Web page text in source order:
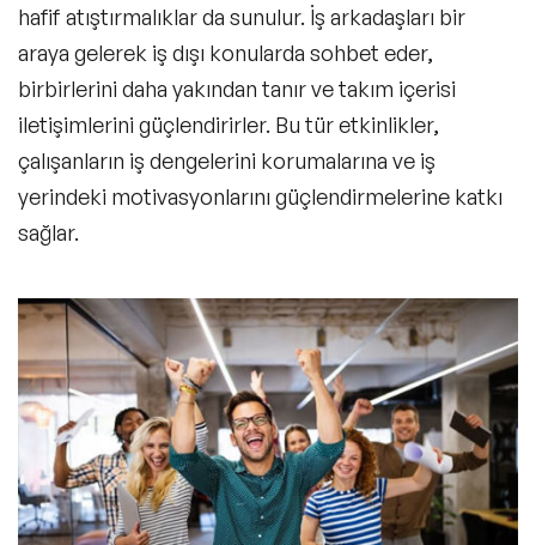
hafif atıştırmalıklar da sunulur. İş arkadaşları bir
araya gelerek iş dışı konularda sohbet eder,
birbirlerini daha yakından tanır ve takım içerisi
iletişimlerini güçlendirirler. Bu tür etkinlikler,
çalışanların iş dengelerini korumalarına ve iş
yerindeki motivasyonlarını güçlendirmelerine katkı
sağlar.